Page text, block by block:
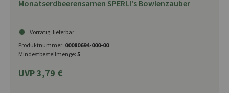
Monatserdbeerensamen SPERLI's Bowlenzauber
Vorrätig, lieferbar
Produktnummer: 00080694-000-00
Mindestbestellmenge: 5
UVP 3,79 €